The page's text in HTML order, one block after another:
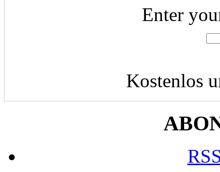
Enter
Kostenlos